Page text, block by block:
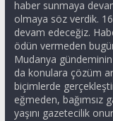
haber sunmaya
olmaya söz verdik.
devam edeceğiz.
ödün vermeden
Mudanya gündeminin
da konulara çözüm
biçimlerde
eğmeden, bağımsız
yaşını gazetecilik